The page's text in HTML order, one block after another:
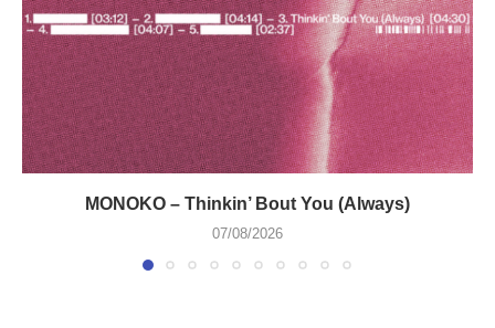
MONOKO – Thinkin’ Bout You (Always)
07/08/2026